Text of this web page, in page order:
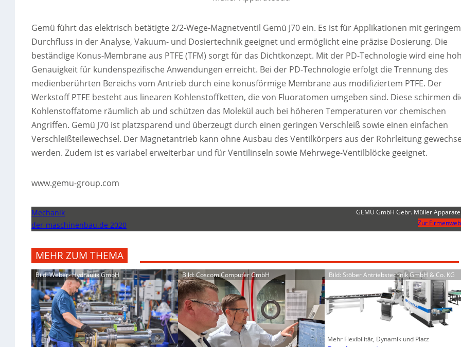
Gemü führt das elektrisch betätigte 2/2-Wege-Magnetventil Gemü J70 ein. Es ist für Applikationen mit geringem
Durchfluss in der Analyse, Vakuum- und Dosiertechnik geeignet und ermöglicht eine präzise Dosierung. Die
beständige Konus-Membrane aus PTFE (TFM) sorgt für das Dichtkonzept. Mit der PD-Technologie wird eine
Genauigkeit für kundenspezifische Anwendungen erreicht. Bei der PD-Technologie erfolgt die Trennung des
medienberührten Bereichs vom Antrieb durch eine konusförmige Membrane aus modifiziertem PTFE. Der
Werkstoff PTFE besteht aus linearen Kohlenstoffketten, die von Fluoratomen umgeben sind. Diese schirmen
Kohlenstoffatome räumlich ab und schützen das Molekül auch bei höheren Temperaturen vor chemischen
Angriffen. Gemü J70 ist platzsparend und überzeugt durch einen geringen Verschleiß sowie einen einfachen
Verschleißteilewechsel. Der Magnetantrieb kann ohne Ausbau des Ventilkörpers aus der Rohrleitung
werden. Zudem ist es variabel erweiterbar und für Ventilinseln sowie Mehrwege-Ventilblöcke geeignet.
www.gemu-group.com
Mechanik
der-maschinenbau.de 2020
GEMÜ GmbH Gebr. Müller
Zur
MEHR ZUM THEMA
Bild: Weber- Hydraulik GmbH Bild: Coscom Computer GmbH Bild: Stöber Antriebstechnik GmbH & Co. KG
Mehr Flexibilität, Dynamik und Platz